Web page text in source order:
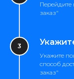
заказ"
Укажите
способ
заказ"